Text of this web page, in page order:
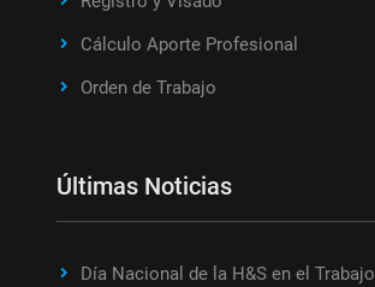
Cálculo Aporte Profesional
Orden de Trabajo
Últimas Noticias
Día Nacional de la H&S en el Trabajo